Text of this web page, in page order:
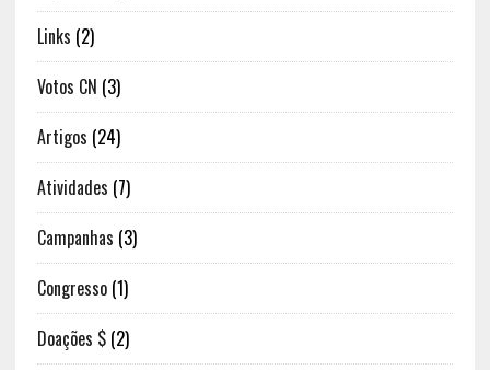
Links (2)
Votos CN (3)
Artigos (24)
Atividades (7)
Campanhas (3)
Congresso(1)
Doações $(2)